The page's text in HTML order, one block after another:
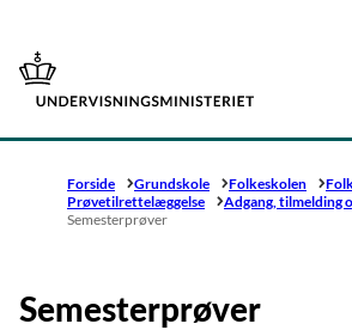
Gå til forsiden
Forside Grundskole Folkeskolen
Prøvetilrettelæggelse
Adgang, tilmelding
Semesterprøver
Semesterprøver